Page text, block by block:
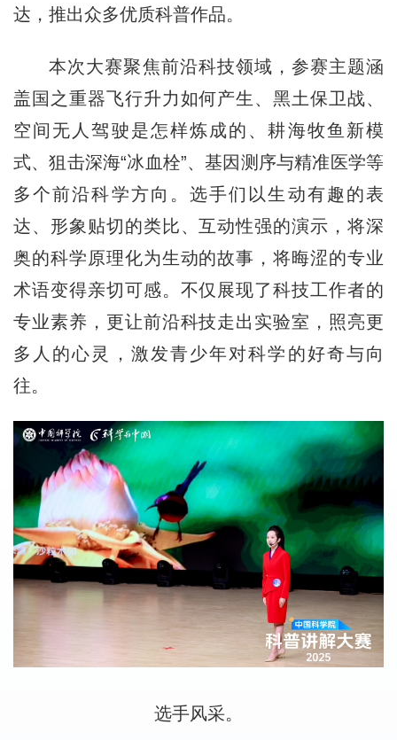
达，推出众多优质科普作品。
本次大赛聚焦前沿科技领域，参赛主题涵
盖国之重器飞行升力如何产生、黑土保卫战、
空间无人驾驶是怎样炼成的、耕海牧鱼新模
式、狙击深海“冰血栓”、基因测序与精准医学等
多个前沿科学方向。选手们以生动有趣的表
达、形象贴切的类比、互动性强的演示，将深
奥的科学原理化为生动的故事，将晦涩的专业
术语变得亲切可感。不仅展现了科技工作者的
专业素养，更让前沿科技走出实验室，照亮更
多人的心灵，激发青少年对科学的好奇与向
往。
选手风采。